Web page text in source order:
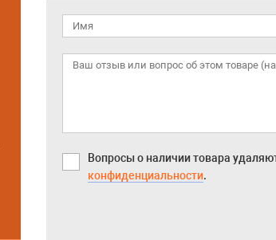
Вопросы о наличии товара
конфиденциальности.